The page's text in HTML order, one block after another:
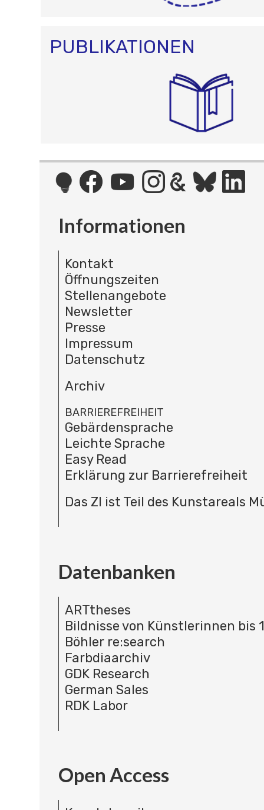
PUBLIKATIONEN
Informationen
Kontakt
Öffnungszeiten
Stellenangebote
Newsletter
Presse
Impressum
Datenschutz
Archiv
BARRIEREFREIHEIT
Gebärdensprache
Leichte Sprache
Easy Read
Erklärung zur Barrierefreiheit
Das ZI ist Teil des Kunstareals
Datenbanken
ARTtheses
Bildnisse von Künstlerinnen bis
Böhler re:search
Farbdiaarchiv
GDK Research
German Sales
RDK Labor
Open Access